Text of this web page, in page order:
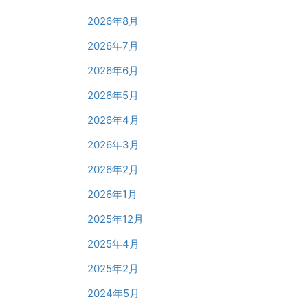
2026年8月
2026年7月
2026年6月
2026年5月
2026年4月
2026年3月
2026年2月
2026年1月
2025年12月
2025年4月
2025年2月
2024年5月